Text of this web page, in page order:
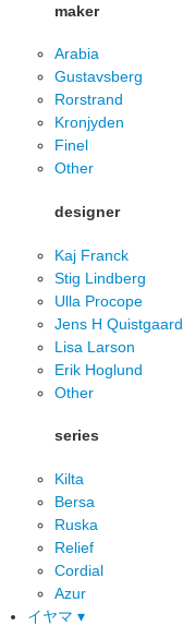
maker
Arabia
Gustavsberg
Rorstrand
Kronjyden
Finel
Other
designer
Kaj Franck
Stig Lindberg
Ulla Procope
Jens H Quistgaard
Lisa Larson
Erik Hoglund
Other
series
Kilta
Bersa
Ruska
Relief
Cordial
Azur
イヤマ ▾